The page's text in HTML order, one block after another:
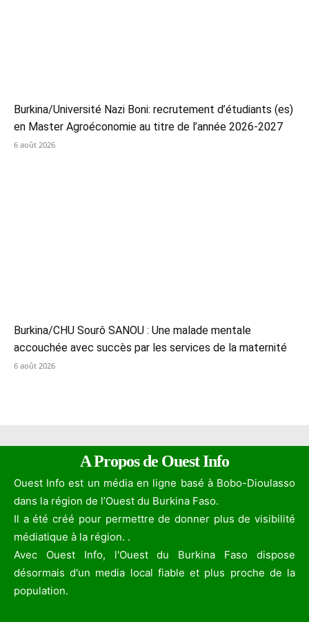
Burkina/Université Nazi Boni: recrutement d’étudiants (es)
en Master Agroéconomie au titre de l’année 2026-2027
6 août 2026
Burkina/CHU Sourô SANOU : Une malade mentale
accouchée avec succès par les services de la maternité
6 août 2026
A Propos de Ouest Info
Ouest Info est un média en ligne basé à Bobo-Dioulasso
dans la région de l’Ouest du Burkina Faso.
Il a été créé pour permettre de donner plus de visibilité
médiatique à la région. .
Avec Ouest Info, l'Ouest du Burkina Faso dispose
désormais d'un media local fiable et plus proche de la
population.